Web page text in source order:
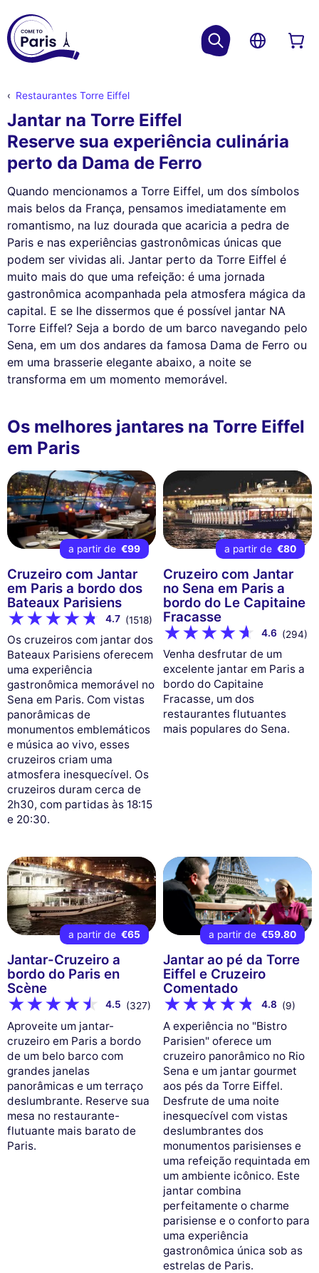
Restaurantes Torre Eiffel
Jantar na Torre Eiffel
Reserve sua experiência culinária
perto da Dama de Ferro
Quando mencionamos a Torre Eiffel, um dos símbolos
mais belos da França, pensamos imediatamente em
romantismo, na luz dourada que acaricia a pedra de
Paris e nas experiências gastronômicas únicas que
podem ser vividas ali. Jantar perto da Torre Eiffel é
muito mais do que uma refeição: é uma jornada
gastronômica acompanhada pela atmosfera mágica da
capital. E se lhe dissermos que é possível jantar NA
Torre Eiffel? Seja a bordo de um barco navegando pelo
Sena, em um dos andares da famosa Dama de Ferro ou
em uma brasserie elegante abaixo, a noite se
transforma em um momento memorável.
Os melhores jantares na Torre Eiffel
em Paris
a partir de €99
Cruzeiro com Jantar
em Paris a bordo dos
Bateaux Parisiens
4.7 (1518)
Os cruzeiros com jantar dos
Bateaux Parisiens oferecem
uma experiência
gastronômica memorável no
Sena em Paris. Com vistas
panorâmicas de
monumentos emblemáticos
e música ao vivo, esses
cruzeiros criam uma
atmosfera inesquecível. Os
cruzeiros duram cerca de
2h30, com partidas às 18:15
e 20:30.
a partir de €80
Cruzeiro com Jantar
no Sena em Paris a
bordo do Le Capitaine
Fracasse
4.6 (294)
Venha desfrutar de um
excelente jantar em Paris a
bordo do Capitaine
Fracasse, um dos
restaurantes flutuantes
mais populares do Sena.
a partir de €65
Jantar-Cruzeiro a
bordo do Paris en
Scène
4.5 (327)
Aproveite um jantar-
cruzeiro em Paris a bordo
de um belo barco com
grandes janelas
panorâmicas e um terraço
deslumbrante. Reserve sua
mesa no restaurante-
flutuante mais barato de
Paris.
a partir de €59.80
Jantar ao pé da Torre
Eiffel e Cruzeiro
Comentado
4.8 (9)
A experiência no "Bistro
Parisien" oferece um
cruzeiro panorâmico no Rio
Sena e um jantar gourmet
aos pés da Torre Eiffel.
Desfrute de uma noite
inesquecível com vistas
deslumbrantes dos
monumentos parisienses e
uma refeição requintada em
um ambiente icônico. Este
jantar combina
perfeitamente o charme
parisiense e o conforto para
uma experiência
gastronômica única sob as
estrelas de Paris.